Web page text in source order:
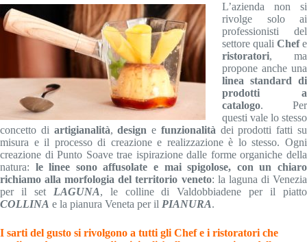
L’azienda non si
rivolge solo ai
professionisti del
settore quali Chefe
ristoratori, ma
propone anche una
linea standard di
prodotti a
catalogo. Per
questi vale lo stesso
concetto di artigianalità,design e funzionalità dei prodotti fatti su
misura e il processo di creazione e realizzazione è lo stesso. Ogni
creazione di Punto Soave trae ispirazione dalle forme organiche della
natura: le linee sono affusolate e mai spigolose, con un chiaro
richiamo alla morfologia del territorio veneto: la laguna di Venezia
per il set LAGUNA, le colline di Valdobbiadene per il piatto
COLLINA e la pianura Veneta per il PIANURA.
I sarti del gusto si rivolgono a tutti gli Chef e i ristoratori che